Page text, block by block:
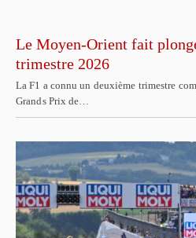
Le Moyen-Orient fait
trimestre 2026
La F1 a connu un deuxième trimestre
Grands Prix de…